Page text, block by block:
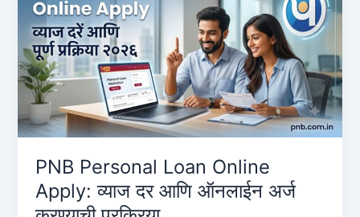
PNB Personal Loan Online
Apply: व्याज दर आणि ऑनलाईन अर्ज